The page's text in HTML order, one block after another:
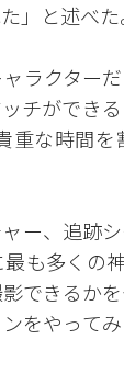
」と述べた
ラクター
チができ
な時間
ー、追跡
も多くの
できるか
をやって